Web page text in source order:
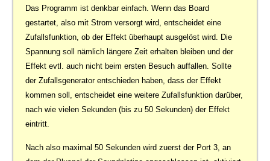
Das Programm ist denkbar einfach. Wenn das Board
gestartet, also mit Strom versorgt wird, entscheidet eine
Zufallsfunktion, ob der Effekt überhaupt ausgelöst wird. Die
Spannung soll nämlich längere Zeit erhalten bleiben und der
Effekt evtl. auch nicht beim ersten Besuch auffallen. Sollte
der Zufallsgenerator entschieden haben, dass der Effekt
kommen soll, entscheidet eine weitere Zufallsfunktion darüber,
nach wie vielen Sekunden (bis zu 50 Sekunden) der Effekt
eintritt.
Nach also maximal 50 Sekunden wird zuerst der Port 3, an